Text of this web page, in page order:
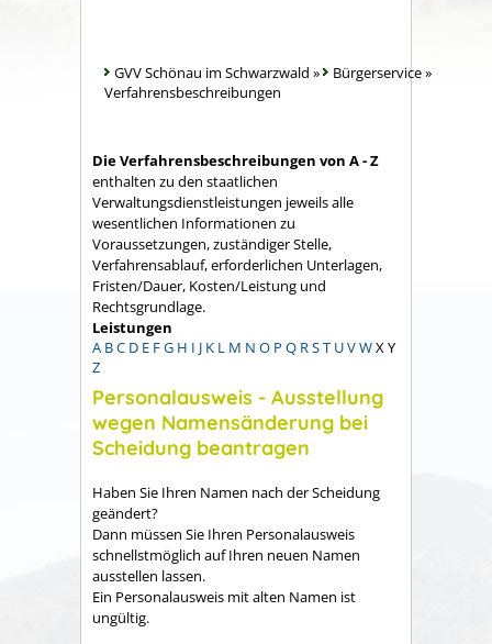
GVV Schönau im Schwarzwald » Bürgerservice»
Verfahrensbeschreibungen
Die Verfahrensbeschreibungen von A - Z
enthalten zu den staatlichen
Verwaltungsdienstleistungen jeweils alle
wesentlichen Informationen zu
Voraussetzungen, zuständiger Stelle,
Verfahrensablauf, erforderlichen Unterlagen,
Fristen/Dauer, Kosten/Leistung und
Rechtsgrundlage.
Leistungen
A BC D E FG H I J K L M N O P Q RST UVWX Y
Z
Personalausweis - Ausstellung
wegen Namensänderung bei
Scheidung beantragen
Haben Sie Ihren Namen nach der Scheidung
geändert?
Dann müssen Sie Ihren Personalausweis
schnellstmöglich auf Ihren neuen Namen
ausstellen lassen.
Ein Personalausweis mit alten Namen ist
ungültig.